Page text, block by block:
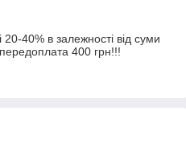
40% в залежності від суми
400 грн!!!